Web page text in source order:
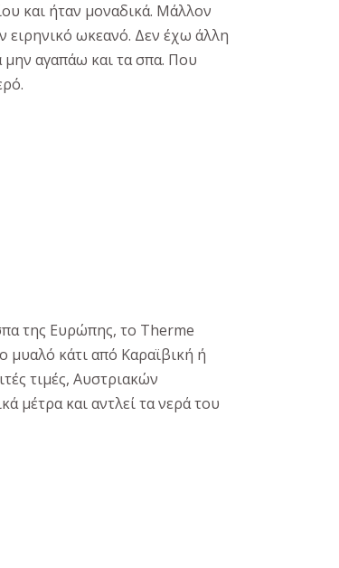
και ήταν μοναδικά. Μάλλον
ειρηνικό ωκεανό. Δεν έχω άλλη
αγαπάω και τα σπα. Που
της Ευρώπης, το Therme
μυαλό κάτι από Καραϊβική ή
τιμές, Αυστριακών
μέτρα και αντλεί τα νερά του